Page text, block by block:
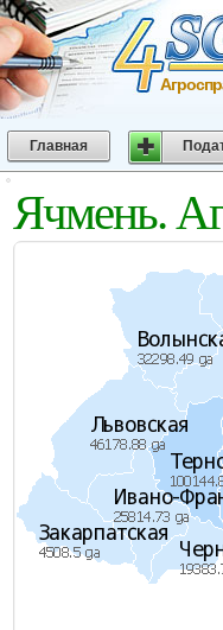
Главная
Ячмень.